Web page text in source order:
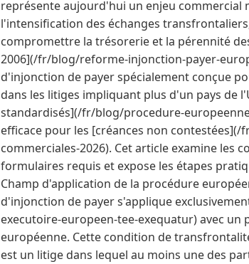
représente aujourd'hui un enjeu commercial
l'intensification des échanges
compromettre la trésorerie et la pérennité
2006](/fr/blog/reforme-injonction-payer-
d'injonction de payer spécialement conçue
dans les litiges impliquant plus d'un pays de
standardisés](/fr/blog/procedure-
efficace pour les [créances non
commerciales-2026). Cet article examine les
formulaires requis et expose les étapes
Champ d'application de la procédure
d'injonction de payer s'applique
executoire-europeen-tee-exequatur) avec
européenne. Cette condition de
est un litige dans lequel au moins une des